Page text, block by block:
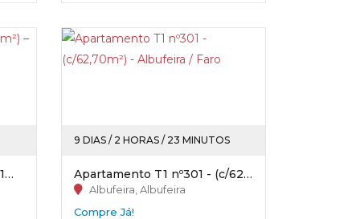
Apartamento (T2) - (c/ 75,91m²) – Quelfes / Olhão
9 DIAS / 2 HORAS / 23 MINUTOS
Apartamento T1 nº301 - (c/62,70m²) - Albufeira / Faro
Albufeira, Albufeira
Compre Já!